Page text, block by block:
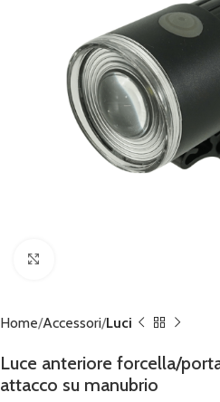
Home Accessori Luci
Luce anteriore forcella/
attacco su manubrio